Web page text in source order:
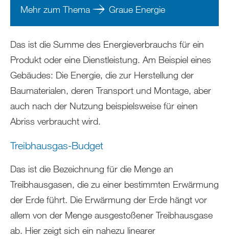
Mehr zum Thema Graue Energie
Das ist die Summe des Energieverbrauchs für ein
Produkt oder eine Dienstleistung. Am Beispiel eines
Gebäudes: Die Energie, die zur Herstellung der
Baumaterialen, deren Transport und Montage, aber
auch nach der Nutzung beispielsweise für einen
Abriss verbraucht wird.
Treibhausgas-Budget
Das ist die Bezeichnung für die Menge an
Treibhausgasen, die zu einer bestimmten Erwärmung
der Erde führt. Die Erwärmung der Erde hängt vor
allem von der Menge ausgestoßener Treibhausgase
ab. Hier zeigt sich ein nahezu linearer